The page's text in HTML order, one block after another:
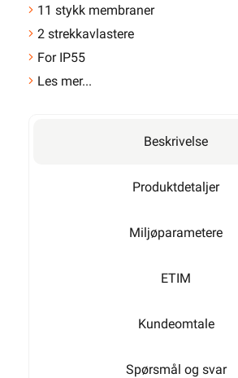
11 stykk membraner
2 strekkavlastere
For IP55
Les mer...
Beskrivelse
Produktdetaljer
Miljøparametere
ETIM
Kundeomtale
Spørsmål og svar